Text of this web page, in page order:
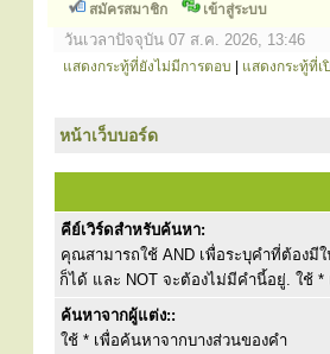
สมัครสมาชิก เข้าสู่ระบบ
วันเวลาปัจจุบัน 07 ส.ค. 2026, 13:46
แสดงกระทู้ที่ยังไม่มีการตอบ แสดงกระทู้ที่เ
หน้าเว็บบอร์ด
คีย์เวิร์ดสำหรับค้นหา:
คุณสามารถใช้ AND เพื่อระบุคำที่ต้องมี
ก็ได้ และ NOT จะต้องไม่มีคำนี้อยู่. ใช้
ค้นหาจากผู้แต่ง::
ใช้ * เพื่อค้นหาจากบางส่วนของคำ